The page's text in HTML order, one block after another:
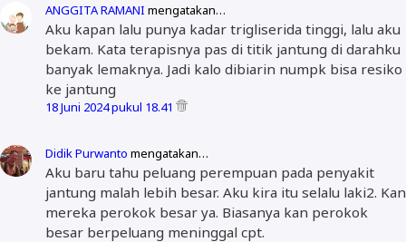
ANGGITA RAMANI mengatakan…
Aku kapan lalu punya kadar trigliserida tinggi, lalu aku
bekam. Kata terapisnya pas di titik jantung di darahku
banyak lemaknya. Jadi kalo dibiarin numpk bisa resiko
ke jantung
18 Juni 2024 pukul 18.41
Didik Purwanto mengatakan…
Aku baru tahu peluang perempuan pada penyakit
jantung malah lebih besar. Aku kira itu selalu laki2. Kan
mereka perokok besar ya. Biasanya kan perokok
besar berpeluang meninggal cpt.